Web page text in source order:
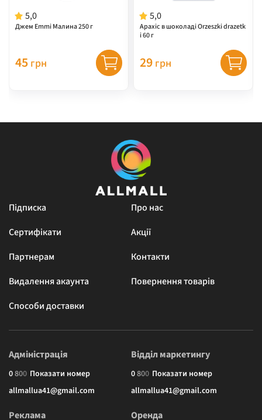
5,0
Джем Emmi Малина 250 г
45 грн
5,0
Арахіс в шоколаді Orzeszki drazetk
i 60 г
29 грн
Підписка
Про нас
Сертифікати
Акції
Партнерам
Контакти
Видалення акаунта
Повернення товарів
Способи доставки
Адміністрація
0800 Показати номер
allmallua41@gmail.com
Відділ маркетингу
0800 Показати номер
allmallua41@gmail.com
Реклама Оренда